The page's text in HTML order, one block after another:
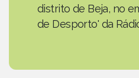
distrito de Beja, no
de Desporto' da